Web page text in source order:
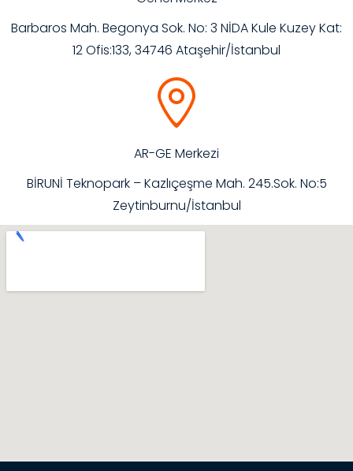
Barbaros Mah. Begonya Sok. No: 3 NİDA Kule Kuzey Kat:
12 Ofis:133, 34746 Ataşehir/İstanbul
AR-GE Merkezi
BİRUNİ Teknopark – Kazlıçeşme Mah. 245.Sok. No:5
Zeytinburnu/İstanbul